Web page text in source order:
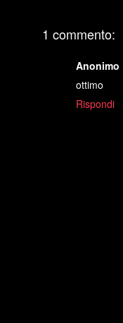
1 commento:
Anonimo
ottimo
Rispondi